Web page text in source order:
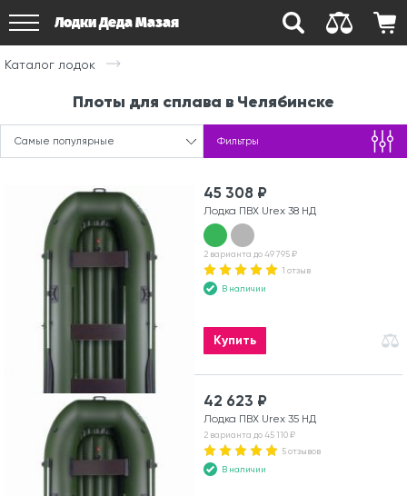
Лодки Деда Мазая
Каталог лодок
Плоты для сплава в Челябинске
Самые популярные Фильтры
45 308 ₽
Лодка ПВХ Urex 38 НД
2 варианта до 49 795 ₽
1 отзыв
В наличии
Купить
42 623 ₽
Лодка ПВХ Urex 35 НД
2 варианта до 45 110 ₽
5 отзывов
В наличии